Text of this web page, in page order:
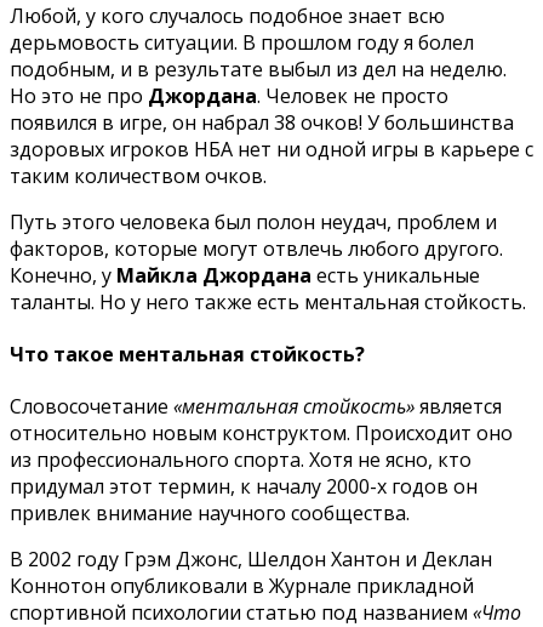
Любой, у кого случалось подобное знает всю
дерьмовость ситуации. В прошлом году я болел
подобным, и в результате выбыл из дел на неделю.
Но это не про Джордана. Человек не просто
появился в игре, он набрал 38 очков! У большинства
здоровых игроков НБА нет ни одной игры в карьере с
таким количеством очков.
Путь этого человека был полон неудач, проблем и
факторов, которые могут отвлечь любого другого.
Конечно, у Майкла Джордана есть уникальные
таланты. Но у него также есть ментальная стойкость.
Что такое ментальная стойкость?
Словосочетание «ментальная стойкость»является
относительно новым конструктом. Происходит оно
из профессионального спорта. Хотя не ясно, кто
придумал этот термин, к началу 2000-х годов он
привлек внимание научного сообщества.
В 2002 году Грэм Джонс, Шелдон Хантон и Деклан
Коннотон опубликовали в Журнале прикладной
спортивной психологии статью под названием «Что